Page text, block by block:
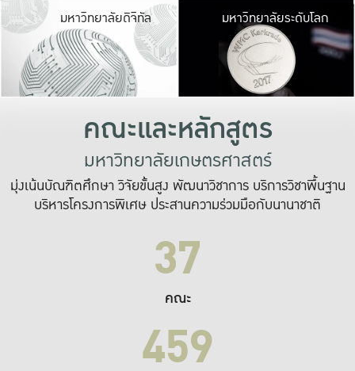
มหาวิทยาลัยดิจิทัล มหาวิ
เปลี่ยนแปลง แล
เพื่อทำง
ระบบสารสนเทศ
มหาวิทยาลัยระดับโลก
คณะและหลักสูตร
มหาวิทยาลัยเกษตรศาสตร์
มุ่งเน้นบัณฑิตศึกษา วิจัยขั้นสูง พัฒนาวิชาการ บริการวิชาพื้นฐาน
บริหารโครงการพิเศษ ประสานความร่วมมือกับนานาชาติ
37
คณะ
459